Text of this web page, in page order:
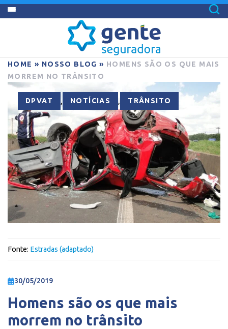
HOME » NOSSO BLOG » HOMENS SÃO OS QUE MAIS
MORREM NO TRÂNSITO
DPVAT , NOTÍCIAS , TRÂNSITO
Fonte: Estradas (adaptado)
30/05/2019
Homens são os que mais
morrem no trânsito